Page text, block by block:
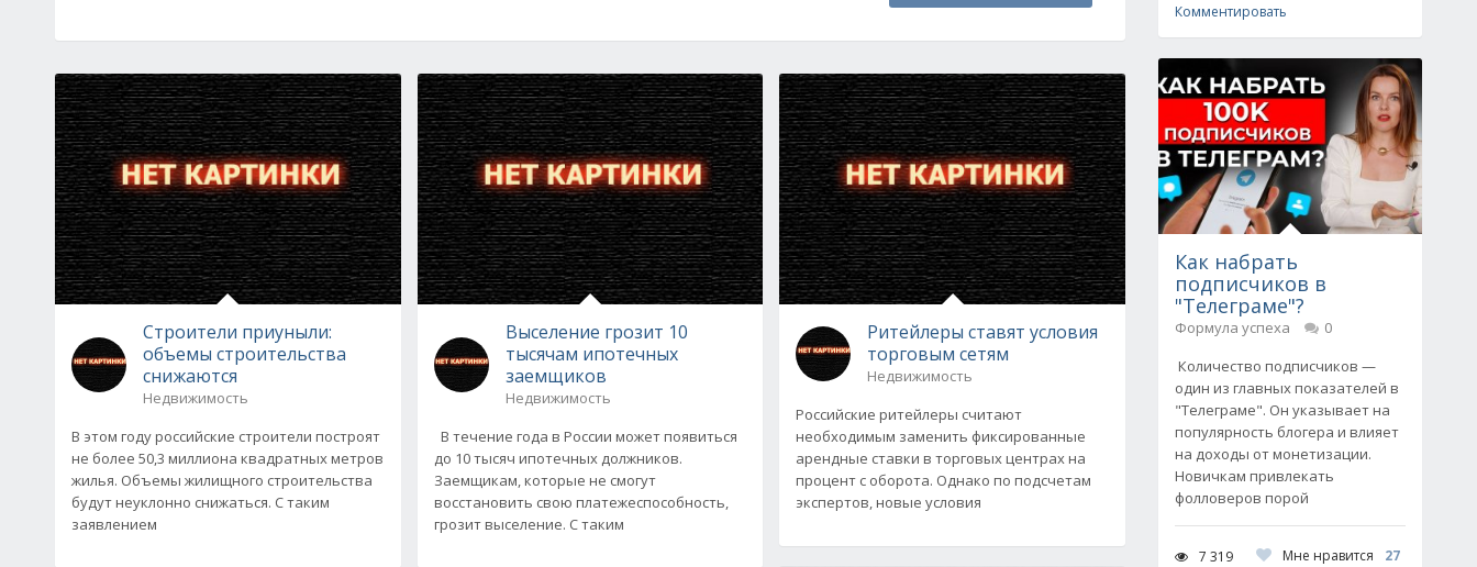
Строители приуныли:
объемы строительства
снижаются
Недвижимость
В этом году российские строители построят
не более 50,3 миллиона квадратных метров
жилья. Объемы жилищного строительства
будут неуклонно снижаться. С таким
заявлением
Выселение грозит 10
тысячам ипотечных
заемщиков
Недвижимость
В течение года в России может появиться
до 10 тысяч ипотечных должников.
Заемщикам, которые не смогут
восстановить свою платежеспособность,
грозит выселение. С таким
Ритейлеры ставят условия
торговым сетям
Недвижимость
Российские ритейлеры считают
необходимым заменить фиксированные
арендные ставки в торговых центрах на
процент с оборота. Однако по подсчетам
экспертов, новые условия
Комментировать
Как набрать
подписчиков в
"Телеграме"?
Формула успеха
0
Количество подписчиков —
один из главных показателей в
"Телеграме". Он указывает на
популярность блогера и влияет
на доходы от монетизации.
Новичкам привлекать
фолловеров порой
7 319 Мне нравится
27